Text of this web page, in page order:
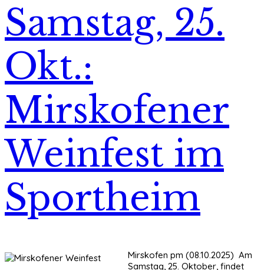
Samstag, 25.
Okt.:
Mirskofener
Weinfest im
Sportheim
Mirskofen pm (08.10.2025) Am
Samstag, 25. Oktober, findet